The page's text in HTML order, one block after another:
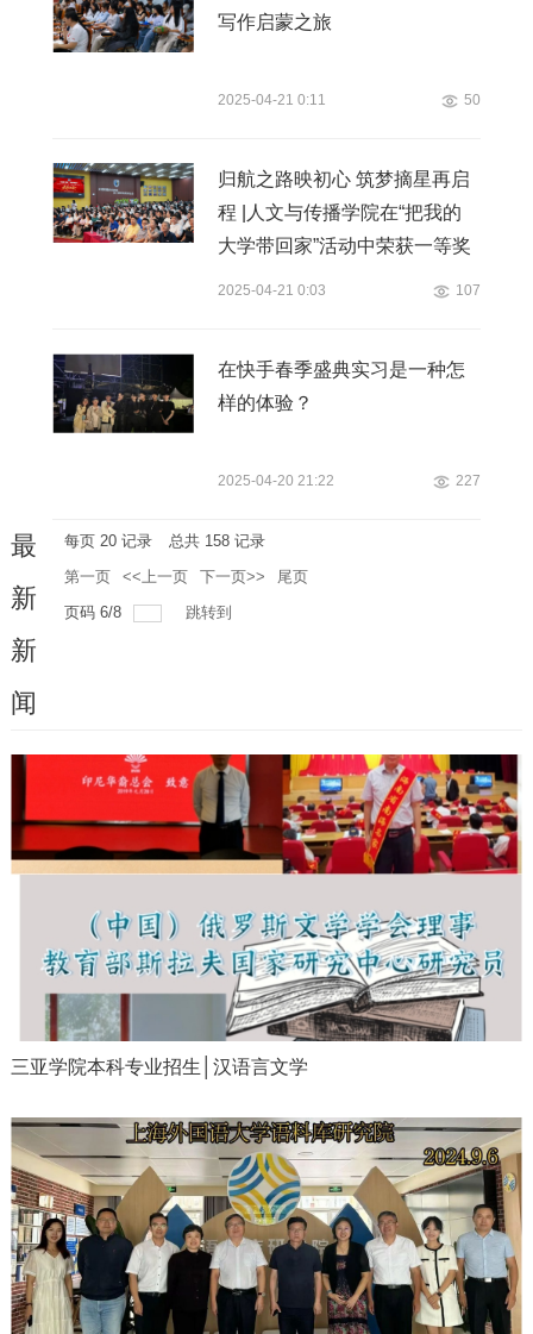
写作启蒙之旅
2025-04-21 0:11 50
归航之路映初心 筑梦摘星再启
程 |人文与传播学院在“把我的
大学带回家”活动中荣获一等奖
2025-04-21 0:03 107
在快手春季盛典实习是一种怎
样的体验？
2025-04-20 21:22 227
每页20 记录 总共 158 记录
第一页
<<上一页 下一页>>
尾页
页码6/8 跳转到
最
新
新
闻
三亚学院本科专业招生│汉语言文学